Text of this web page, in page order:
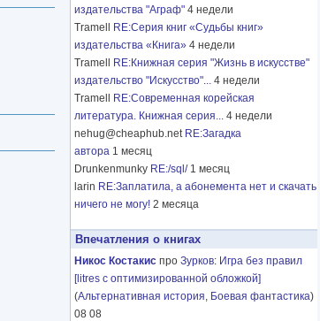
издательства "Аграф" 4 недели
Tramell
RE:Серия книг «Судьбы книг»
издательства «Книга» 4 недели
Tramell
RE:Книжная серия "Жизнь в искусстве"
издательство "Искусство"... 4 недели
Tramell
RE:Современная корейская
литература. Книжная серия... 4 недели
nehug@cheaphub.net RE:Загадка
автора 1 месяц
Drunkenmunky RE:/sql/ 1 месяц
larin RE:Заплатила, а абонемента нет и скачать
ничего не могу! 2 месяца
Впечатления о книгах
Никос Костакис про Зурков: Игра без правил
[litres с оптимизированной обложкой]
(Альтернативная история, Боевая фантастика)
08 08